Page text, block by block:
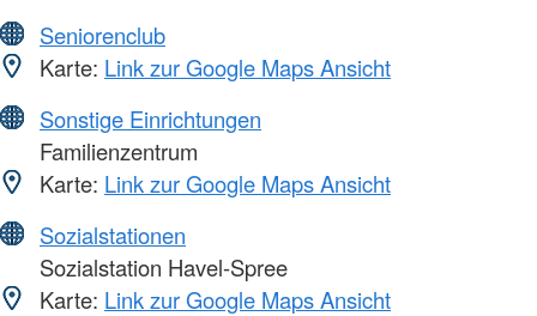
Seniorenclub
Karte: Link zur Google Maps Ansicht
Sonstige Einrichtungen
Familienzentrum
Karte: Link zur Google Maps Ansicht
Sozialstationen
Sozialstation Havel-Spree
Karte: Link zur Google Maps Ansicht